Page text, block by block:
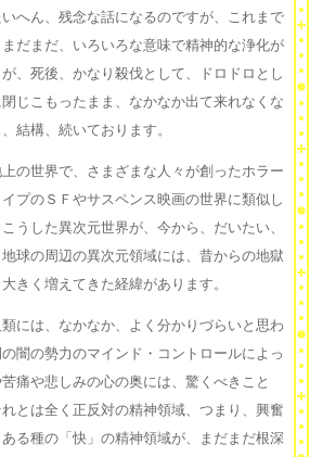
へん、残念な話になるのですが、これまで
だまだ、いろいろな意味で精神的な浄化が
、死後、かなり殺伐として、ドロドロとし
じこもったまま、なかなか出て来れなくな
結構、続いております。
の世界で、さまざまな人々が創ったホラー
プのＳＦやサスペンス映画の世界に類似し
うした異次元世界が、今から、だいたい、
球の周辺の異次元領域には、昔からの地獄
きく増えてきた経緯があります。
には、なかなか、よく分かりづらいと思わ
闇の勢力のマインド・コントロールによっ
痛や悲しみの心の奥には、驚くべきこと
とは全く正反対の精神領域、つまり、興奮
る種の「快」の精神領域が、まだまだ根深